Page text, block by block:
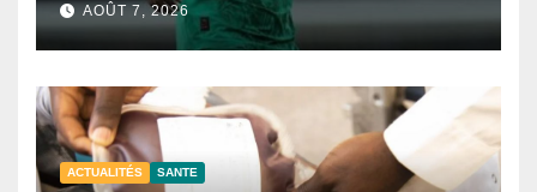
AOÛT 7, 2026
ACTUALITÉS SANTE